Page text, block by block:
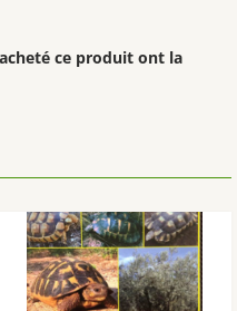
ce produit ont la